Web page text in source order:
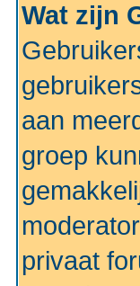
Wat zijn
aan
groep
privaat